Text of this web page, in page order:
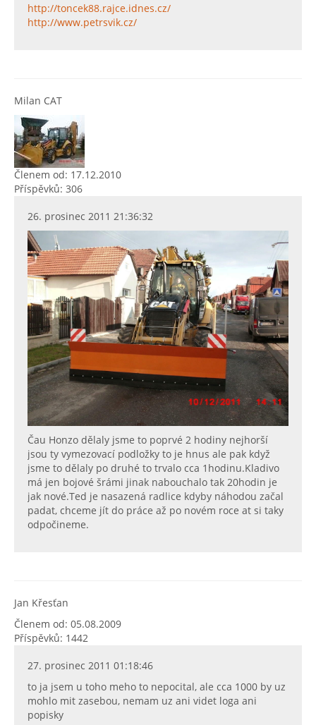
http://toncek88.rajce.idnes.cz/
http://www.petrsvik.cz/
Milan CAT
Členem od: 17.12.2010
Příspěvků: 306
26. prosinec 2011 21:36:32
Čau Honzo dělaly jsme to poprvé 2 hodiny nejhorší
jsou ty vymezovací podložky to je hnus ale pak když
jsme to dělaly po druhé to trvalo cca 1hodinu.Kladivo
má jen bojové šrámi jinak nabouchalo tak 20hodin je
jak nové.Ted je nasazená radlice kdyby náhodou začal
padat, chceme jít do práce až po novém roce at si taky
odpočineme.
Jan Křesťan
Členem od: 05.08.2009
Příspěvků: 1442
27. prosinec 2011 01:18:46
to ja jsem u toho meho to nepocital, ale cca 1000 by uz
mohlo mit zasebou, nemam uz ani videt loga ani
popisky